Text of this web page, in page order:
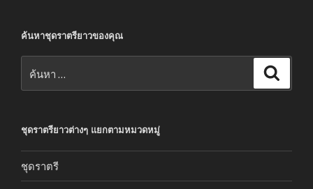
ค้นหาชุดราตรียาวของคุณ
ชุดราตรียาวต่างๆ แยกตามหมวดหมู่
ชุดราตรี